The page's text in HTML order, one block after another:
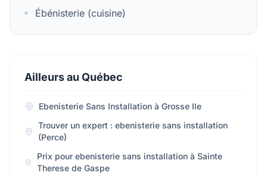
Ébénisterie (cuisine)
Ailleurs au Québec
Ebenisterie Sans Installation à Grosse Ile
Trouver un expert : ebenisterie sans installation
(Perce)
Prix pour ebenisterie sans installation à Sainte
Therese de Gaspe